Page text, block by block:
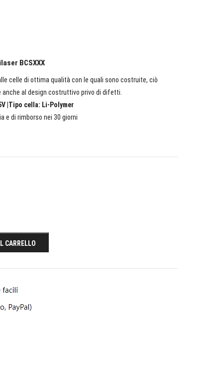
BCSXXX
celle di ottima qualità con le quali sono costruite, ciò
al design costruttivo privo di difetti.
|Tipo cella: Li-Polymer
e di rimborso nei 30 giorni
CARRELLO